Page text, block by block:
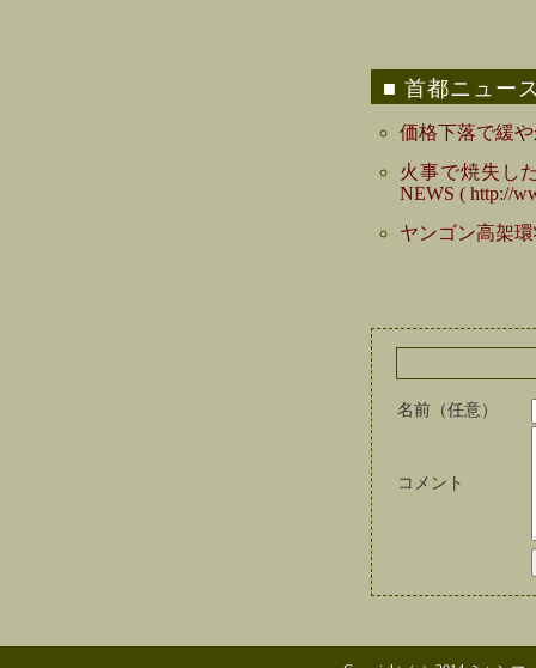
首都ニュー
価格下落で緩
火事で焼失し
NEWS ( http://
ヤンゴン高架
名前（任意）
コメント